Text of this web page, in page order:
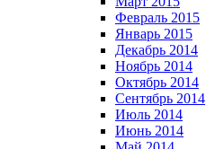
Февраль 2015
Январь 2015
Декабрь 2014
Ноябрь 2014
Октябрь 2014
Сентябрь 2014
Июль 2014
Июнь 2014